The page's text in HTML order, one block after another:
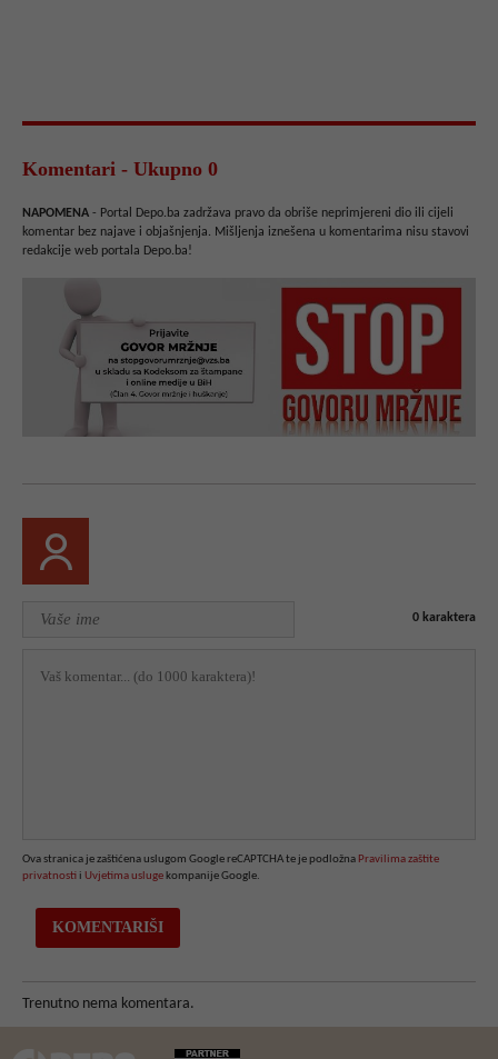
Komentari - Ukupno 0
NAPOMENA - Portal Depo.ba zadržava pravo da obriše neprimjereni dio ili cijeli
komentar bez najave i objašnjenja. Mišljenja iznešena u komentarima nisu stavovi
redakcije web portala Depo.ba!
0 karaktera
Ova stranica je zaštićena uslugom Google reCAPTCHA te je podložna Pravilima zaštite
privatnosti i Uvjetima usluge kompanije Google.
Trenutno nema komentara.